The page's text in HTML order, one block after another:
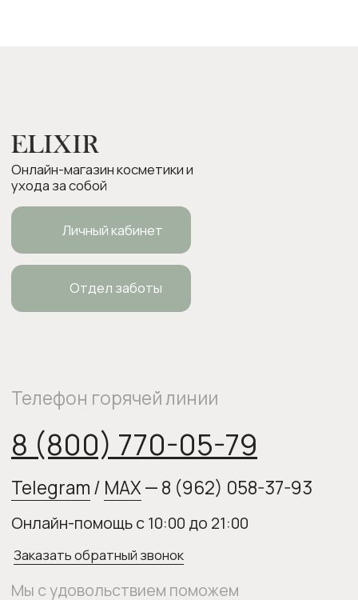
ИП Боровкова Анастасия Валерьевна
ОГРНИП 318554300063015
elixirstore@mail.ru
Следите за нами в соцсетях:
Политика конфиденциальности